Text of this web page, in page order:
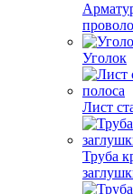
Уголок
Лист
Труба